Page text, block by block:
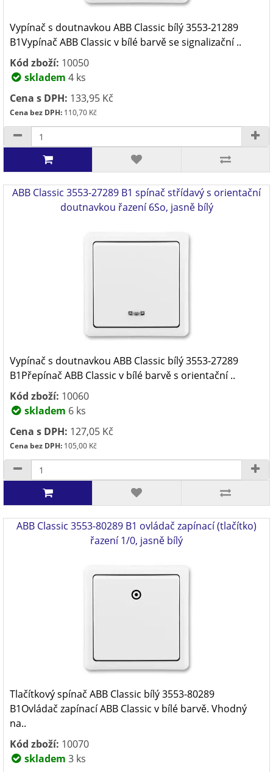
Vypínač s doutnavkou ABB Classic bílý 3553-21289
B1Vypínač ABB Classic v bílé barvě se signalizační ..
Kód zboží: 10050
skladem 4 ks
Cena s DPH: 133,95 Kč
Cena bez DPH: 110,70 Kč
ABB Classic 3553-27289 B1 spínač střídavý s orientační
doutnavkou řazení 6So, jasně bílý
Vypínač s doutnavkou ABB Classic bílý 3553-27289
B1Přepínač ABB Classic v bílé barvě s orientační ..
Kód zboží: 10060
skladem 6 ks
Cena s DPH: 127,05 Kč
Cena bez DPH: 105,00 Kč
ABB Classic 3553-80289 B1 ovládač zapínací (tlačítko)
řazení 1/0, jasně bílý
Tlačítkový spínač ABB Classic bílý 3553-80289
B1Ovládač zapínací ABB Classic v bílé barvě. Vhodný
na..
Kód zboží: 10070
skladem 3 ks